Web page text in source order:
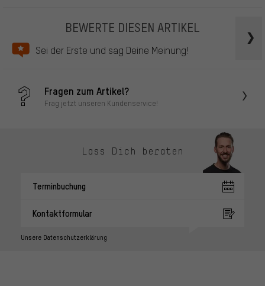
BEWERTE DIESEN ARTIKEL
Sei der Erste und sag Deine Meinung!
Fragen zum Artikel?
Frag jetzt unseren Kundenservice!
Lass Dich beraten
Terminbuchung
Kontaktformular
Unsere Datenschutzerklärung